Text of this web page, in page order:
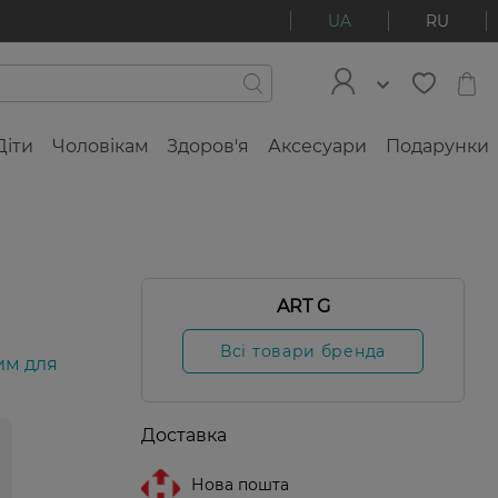
UA RU
Чоловікам Здоров'я Аксесуари Подарунки
для
ART G
Всі товари бренда
Доставка
Нова пошта